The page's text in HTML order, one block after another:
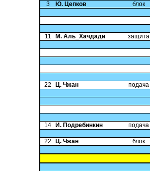
3
Ю. Цепков блок
11 М. Аль_Хачдади защита
22 Ц. Чжан подача
14 И. Подребинкин подача
22 Ц. Чжан блок